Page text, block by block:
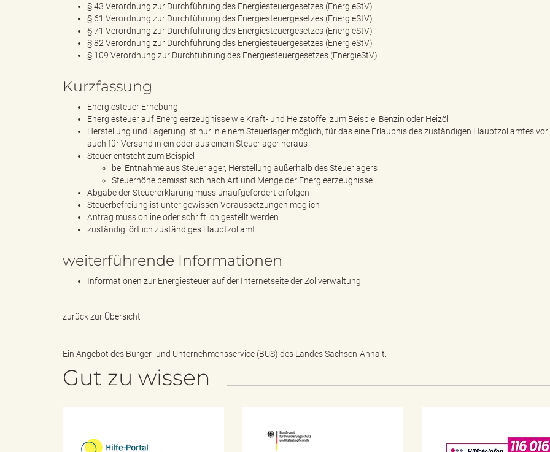
i
k
l
e
§ 43 Verordnung zur Durchführung des Energiesteuergesetzes (EnergieStV)
§ 61 Verordnung zur Durchführung des Energiesteuergesetzes (EnergieStV)
§ 71 Verordnung zur Durchführung des Energiesteuergesetzes (EnergieStV)
§ 82 Verordnung zur Durchführung des Energiesteuergesetzes (EnergieStV)
§ 109 Verordnung zur Durchführung des Energiesteuergesetzes (EnergieStV)
Kurzfassung
Energiesteuer Erhebung
Energiesteuer auf Energieerzeugnisse wie Kraft- und Heizstoffe, zum Beispiel Benzin oder Heizöl
Herstellung und Lagerung ist nur in einem Steuerlager möglich, für das eine Erlaubnis des zuständigen Hauptzollamtes
auch für Versand in ein oder aus einem Steuerlager heraus
Steuer entsteht zum Beispiel
bei Entnahme aus Steuerlager, Herstellung außerhalb des Steuerlagers
Steuerhöhe bemisst sich nach Art und Menge der Energieerzeugnisse
Abgabe der Steuererklärung muss unaufgefordert erfolgen
Steuerbefreiung ist unter gewissen Voraussetzungen möglich
Antrag muss online oder schriftlich gestellt werden
zuständig: örtlich zuständiges Hauptzollamt
weiterführende Informationen
Informationen zur Energiesteuer auf der Internetseite der Zollverwaltung
zurück zur Übersicht
Ein Angebot des Bürger- und Unternehmensservice (BUS) des Landes Sachsen-Anhalt.
Gut zu wissen